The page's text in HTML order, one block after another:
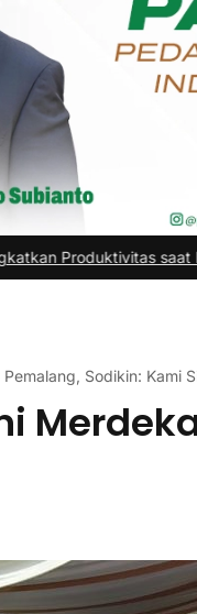
saat Bekerja dari Rumah|
Sodikin: